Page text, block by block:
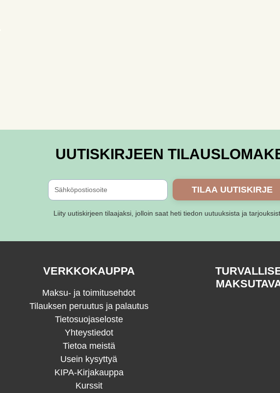
UUTISKIRJEEN
TILAA UUTISKIRJE
Liity uutiskirjeen tilaajaksi, jolloin saat heti tiedon uutuuksista ja
VERKKOKAUPPA
Maksu- ja toimitusehdot
Tilauksen peruutus ja palautus
Tietosuojaseloste
Yhteystiedot
Tietoa meistä
Usein kysyttyä
KIPA-Kirjakauppa
Kurssit